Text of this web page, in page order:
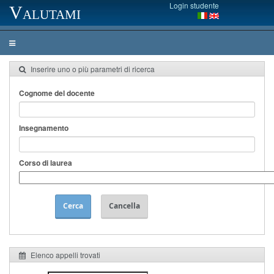
Valutami Login studente
Inserire uno o più parametri di ricerca
Cognome del docente
Insegnamento
Corso di laurea
Cerca Cancella
Elenco appelli trovati